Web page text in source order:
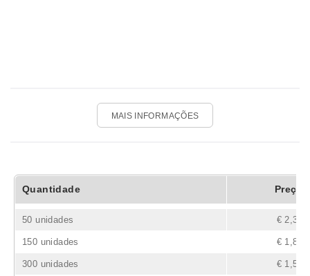
MAIS INFORMAÇÕES
Quantidade Preço
50 unidades € 2,35
150 unidades € 1,82
300 unidades € 1,58